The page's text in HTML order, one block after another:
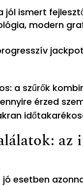
jól ismert
modern
a szűrők
érzed
jó esetben